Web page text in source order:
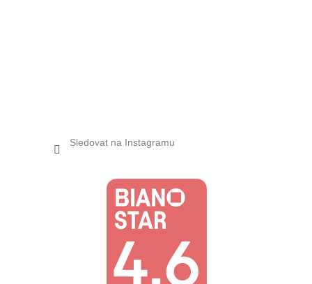
Sledovat na Instagramu